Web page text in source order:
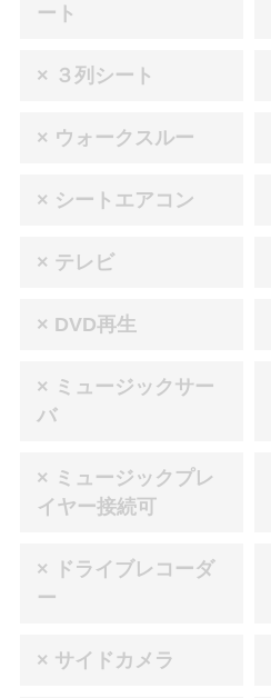
ート
× ３列シート
× ウォークスルー
× シートエアコン
× テレビ
× DVD再生
× ミュージックサー
バ
× ミュージックプレ
イヤー接続可
× ドライブレコーダ
ー
× サイドカメラ